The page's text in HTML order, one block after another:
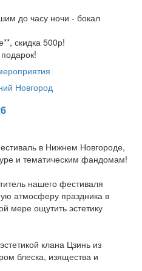
до часу ночи - бокал
скидка 500р!
Новгород
в Нижнем Новгороде,
и тематическим фандомам!
нашего фестиваля
атмосферу праздника в
мере ощутить эстетику
клана Цзинь из
блеска, изящества и